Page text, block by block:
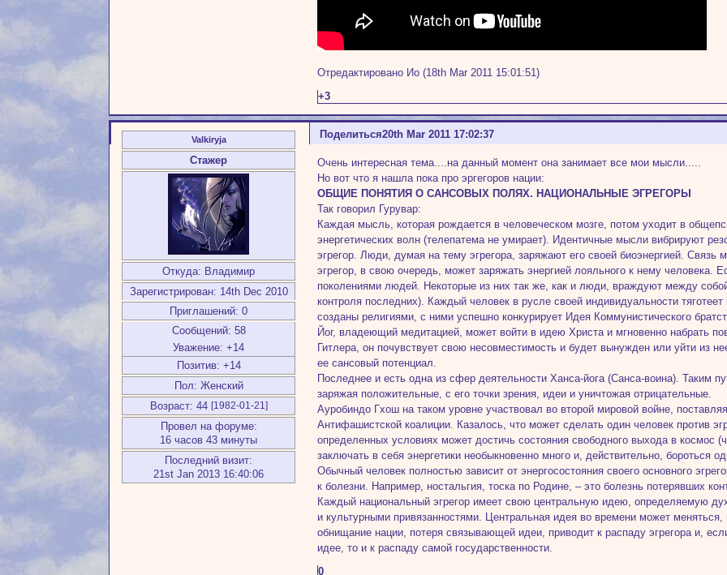
Отредактировано Ио (18th Mar 2011 15:01:51)
+3
Поделиться20th Mar 2011 17:02:37
Valkiryja
Стажер
Откуда: Владимир
Зарегистрирован: 14th Dec 2010
Приглашений: 0
Сообщений: 58
Уважение: +14
Позитив: +14
Пол: Женский
Возраст: 44 [1982-01-21]
Провел на форуме:
16 часов 43 минуты
Последний визит:
21st Jan 2013 16:40:06
Очень интересная тема....на данный момент она занимает все мои мысли.....
Но вот что я нашла пока про эргегоров нации:
ОБЩИЕ ПОНЯТИЯ О САНСОВЫХ ПОЛЯХ. НАЦИОНАЛЬНЫЕ ЭГРЕГОРЫ
Так говорил Гурувар:
Каждая мысль, которая рождается в человеческом мозге, потом уходит в
энергетических волн (телепатема не умирает). Идентичные мысли вибрируют
эгрегор. Люди, думая на тему эгрегора, заряжают его своей биоэнергией. Связь
эгрегор, в свою очередь, может заряжать энергией лояльного к нему человека.
поколениями людей. Некоторые из них так же, как и люди, враждуют между
контроля последних). Каждый человек в русле своей индивидуальности
созданы религиями, с ними успешно конкурирует Идея Коммунистического
Йог, владеющий медитацией, может войти в идею Христа и мгновенно набрать
Гитлера, он почувствует свою несовместимость и будет вынужден или уйти из
ее сансовый потенциал.
Последнее и есть одна из сфер деятельности Ханса-йога (Санса-воина). Таким
заряжая положительные, с его точки зрения, идеи и уничтожая отрицательные.
Ауробиндо Гхош на таком уровне участвовал во второй мировой войне,
Антифашистской коалиции. Казалось, что может сделать один человек против
определенных условиях может достичь состояния свободного выхода в космос
заключать в себя энергетики необыкновенно много и, действительно, бороться
Обычный человек полностью зависит от энергосостояния своего основного
к болезни. Например, ностальгия, тоска по Родине, – это болезнь потерявших
Каждый национальный эгрегор имеет свою центральную идею, определяемую
и культурными привязанностями. Центральная идея во времени может
обнищание нации, потеря связывающей идеи, приводит к распаду эгрегора и,
идее, то и к распаду самой государственности.
0